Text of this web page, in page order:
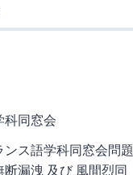
科同窓会
ンス語学科同窓会問題
断漏洩 及び 風間烈同